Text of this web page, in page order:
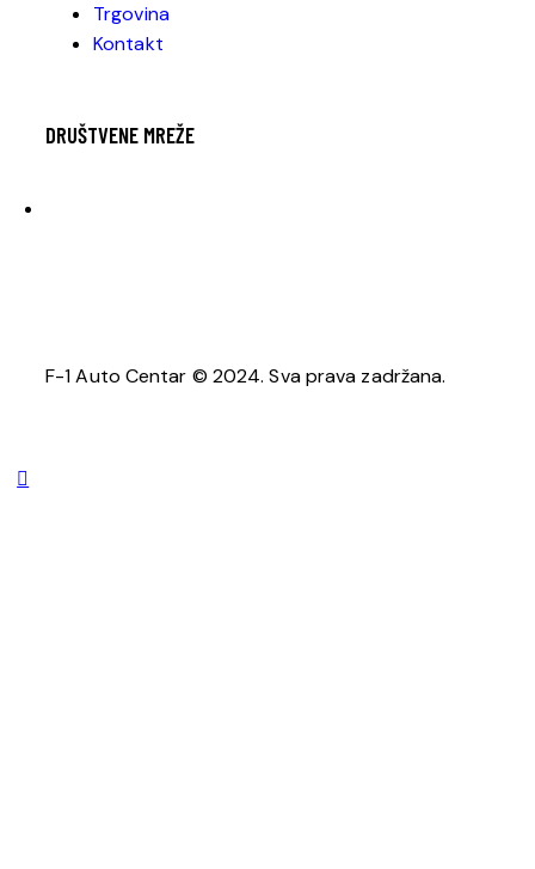
Trgovina
Kontakt
DRUŠTVENE MREŽE
F-1 Auto Centar © 2024. Sva prava zadržana.